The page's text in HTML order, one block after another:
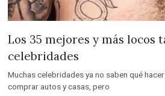
Los 35 mejores y más locos
celebridades
Muchas celebridades ya no saben qué
comprar autos y casas, pero